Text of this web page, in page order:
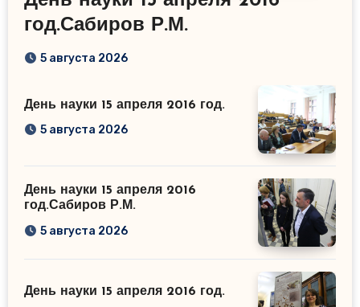
год.Сабиров Р.М.
5 августа 2026
День науки 15 апреля 2016 год.
5 августа 2026
День науки 15 апреля 2016
год.Сабиров Р.М.
5 августа 2026
День науки 15 апреля 2016 год.